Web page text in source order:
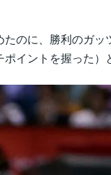
のに、勝利のガッ
イントを握った）